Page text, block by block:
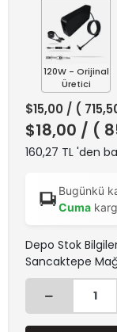
120W - Orijinal
Üretici
$15,00 / (
$18,00 / (
160,27 TL 'den
Bugünkü
Cuma
Depo Stok
Sancaktepe